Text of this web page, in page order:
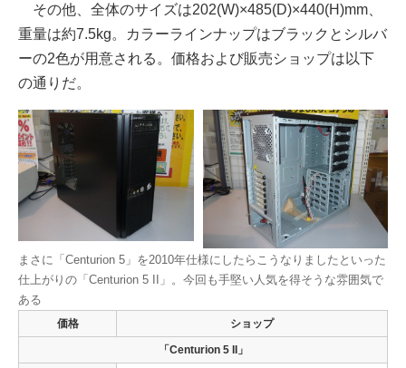
その他、全体のサイズは202(W)×485(D)×440(H)mm、
重量は約7.5kg。カラーラインナップはブラックとシルバ
ーの2色が用意される。価格および販売ショップは以下
の通りだ。
まさに「Centurion 5」を2010年仕様にしたらこうなりましたといった
仕上がりの「Centurion 5 II」。今回も手堅い人気を得そうな雰囲気で
ある
価格 ショップ
「Centurion 5 II」